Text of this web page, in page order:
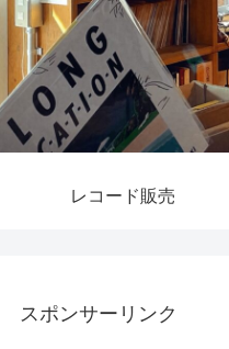
レコード販売
スポンサーリンク